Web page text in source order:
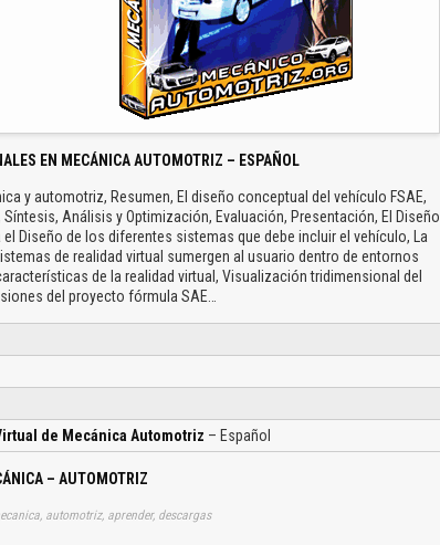
EN MECÁNICA AUTOMOTRIZ – ESPAÑOL
y automotriz, Resumen, El diseño conceptual del vehículo FSAE,
Análisis y Optimización, Evaluación, Presentación, El Diseño
Diseño de los diferentes sistemas que debe incluir el vehículo, La
de realidad virtual sumergen al usuario dentro de entornos
de la realidad virtual, Visualización tridimensional del
del proyecto fórmula SAE…
de Mecánica Automotriz – Español
– AUTOMOTRIZ
automotriz, aprender, descargas